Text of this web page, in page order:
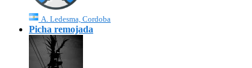
A. Ledesma, Cordoba
Picha remojada